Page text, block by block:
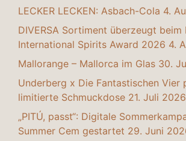
LECKER LECKEN: Asbach-Cola 4.
DIVERSA Sortiment überzeugt beim
International Spirits Award 2026 4.
Mallorange – Mallorca im Glas 30.
Underberg x Die Fantastischen Vier
limitierte Schmuckdose 21. Juli 2026
„PITÚ, passt“: Digitale
Summer Cem gestartet 29. Juni